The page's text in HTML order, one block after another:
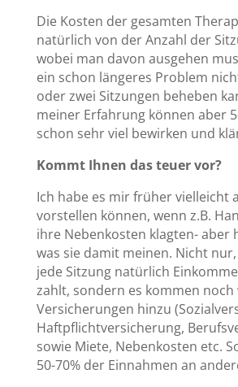
Die Kosten der gesamten
natürlich von der Anzahl der
wobei man davon ausgehen
ein schon längeres Problem
oder zwei Sitzungen beheben
meiner Erfahrung können aber
schon sehr viel bewirken und
Kommt Ihnen das teuer vor?
Ich habe es mir früher vielleicht
vorstellen können, wenn z.B.
ihre Nebenkosten klagten- aber
was sie damit meinen. Nicht
jede Sitzung natürlich
zahlt, sondern es kommen noch
Versicherungen hinzu
Haftpflichtversicherung,
sowie Miete, Nebenkosten etc.
50-70% der Einnahmen an